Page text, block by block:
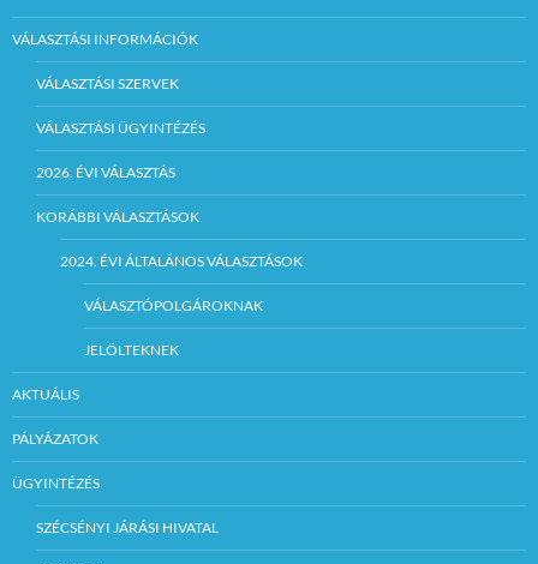
VÁLASZTÁSI INFORMÁCIÓK
VÁLASZTÁSI SZERVEK
VÁLASZTÁSI ÜGYINTÉZÉS
2026. ÉVI VÁLASZTÁS
KORÁBBI VÁLASZTÁSOK
2024. ÉVI ÁLTALÁNOS VÁLASZTÁSOK
VÁLASZTÓPOLGÁROKNAK
JELÖLTEKNEK
AKTUÁLIS
PÁLYÁZATOK
ÜGYINTÉZÉS
SZÉCSÉNYI JÁRÁSI HIVATAL